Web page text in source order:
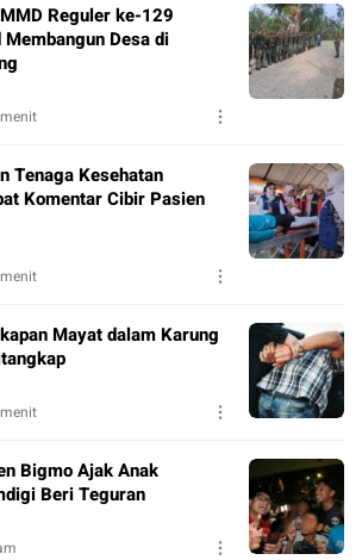
Reguler ke-129
Desa di
Tenaga Kesehatan
Komentar Cibir Pasien
Mayat dalam Karung
Bigmo Ajak Anak
Beri Teguran